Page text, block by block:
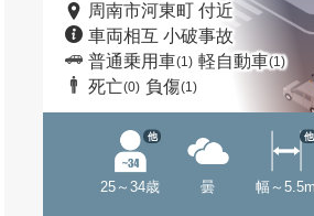
周南市河東町 付近
車両相互 小破事故
普通乗用車(1) 軽自動車(1)
死亡(0) 負傷(1)
25～34歳
他
曇 幅～5.5m
他